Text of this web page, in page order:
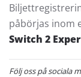
påbörjas inom
Switch 2
Följ oss på sociala